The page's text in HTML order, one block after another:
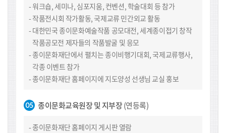
워크숍, 세미나, 심포지움, 컨벤션, 학술대회 등 참가
작품전시회 작가활동, 국제교류 민간외교 활동
대한민국 종이문화예술작품 공모대전, 세계종이접기 창작
작품공모전 제자들의 작품발굴 및 응모
종이문화재단에서 펼치는 종이비행기대회, 국제교류행사,
각종 이벤트 참가
종이문화재단 홈페이지에 지도양성 선생님 교실 홍보
종이문화교육원장 및 지부장(연등록)
종이문화재단 홈페이지 게시판 열람